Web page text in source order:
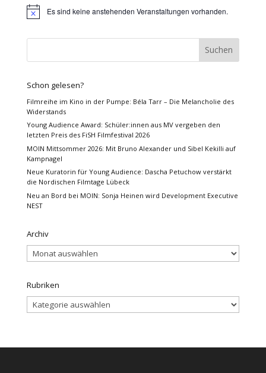
HinweisEs sind keine anstehenden Veranstaltungen vorhanden.
Schon gelesen?
Filmreihe im Kino in der Pumpe: Béla Tarr – Die Melancholie des
Widerstands
Young Audience Award: Schüler:innen aus MV vergeben den
letzten Preis des FiSH Filmfestival 2026
MOIN Mittsommer 2026: Mit Bruno Alexander und Sibel Kekilli auf
Kampnagel
Neue Kuratorin für Young Audience: Dascha Petuchow verstärkt
die Nordischen Filmtage Lübeck
Neu an Bord bei MOIN: Sonja Heinen wird Development Executive
NEST
Archiv
Archiv
Rubriken
Rubriken